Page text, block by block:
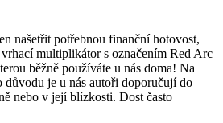
našetřit potřebnou finanční hotovost,
multiplikátor s označením Red Arc
běžně používáte u nás doma! Na
důvodu je u nás autoři doporučují do
nebo v její blízkosti. Dost často